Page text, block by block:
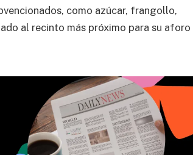
como azúcar, frangollo,
al recinto más próximo para su aforo